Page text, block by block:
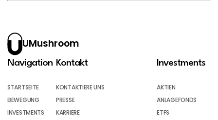
UMushroom
Navigation
STARTSEITE
BEWEGUNG
INVESTMENTS
Kontakt
KONTAKTIERE UNS
PRESSE
KARRIERE
Investments
AKTIEN
ANLAGEFONDS
ETFS